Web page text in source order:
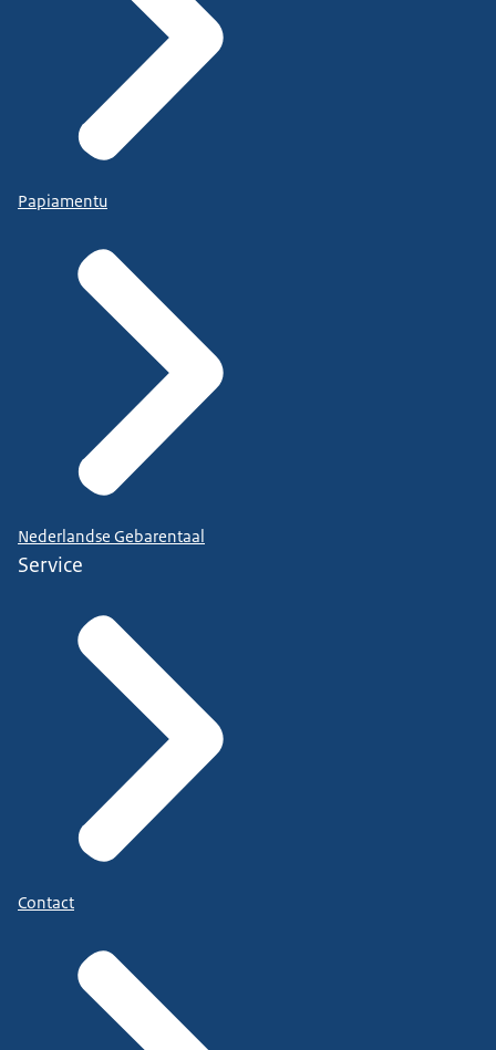
Papiamentu
Nederlandse Gebarentaal
Service
Contact